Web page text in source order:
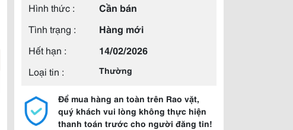
Hình thức :
Cần bán
Tình trạng :
Hàng mới
Hết hạn :
14/02/2026
Loại tin :
Thường
Để mua hàng an toàn trên Rao vặt,
quý khách vui lòng không thực hiện
thanh toán trước cho người đăng tin!